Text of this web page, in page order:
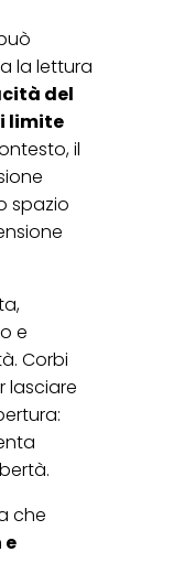
la lettura
del
limite
il
spazio
e
Corbi
lasciare
che
e